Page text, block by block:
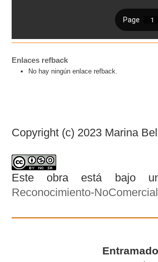
Enlaces refback
No hay ningún enlace refback.
Copyright (c) 2023 Marina
Este obra está bajo
Reconocimiento-